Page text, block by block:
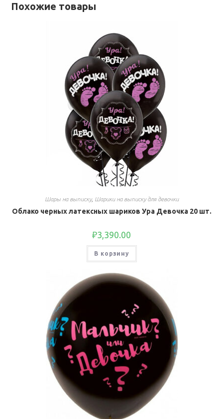
Похожие товары
Шары на выписку, Шарики на выписку для девочки
Облако черных латексных шариков Ура Девочка 20 шт.
₽3,390.00
В корзину